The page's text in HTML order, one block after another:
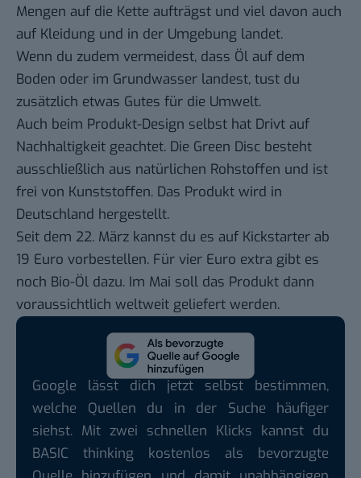
Mengen auf die Kette aufträgst und viel davon auch
auf Kleidung und in der Umgebung landet.
Wenn du zudem vermeidest, dass Öl auf dem
Boden oder im Grundwasser landest, tust du
zusätzlich etwas Gutes für die Umwelt.
Auch beim Produkt-Design selbst hat Drivt auf
Nachhaltigkeit geachtet. Die Green Disc besteht
ausschließlich aus natürlichen Rohstoffen und ist
frei von Kunststoffen. Das Produkt wird in
Deutschland hergestellt.
Seit dem 22. März kannst du es auf Kickstarter ab
19 Euro vorbestellen. Für vier Euro extra gibt es
noch Bio-Öl dazu. Im Mai soll das Produkt dann
voraussichtlich weltweit geliefert werden.
Google lässt dich jetzt selbst bestimmen,
welche Quellen du in der Suche häufiger
siehst. Mit zwei schnellen Klicks kannst du
BASIC thinking kostenlos als bevorzugte